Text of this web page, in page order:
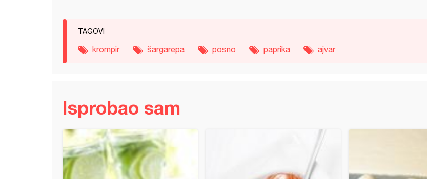
TAGOVI
krompir šargarepa posno paprika ajvar
Isprobao sam